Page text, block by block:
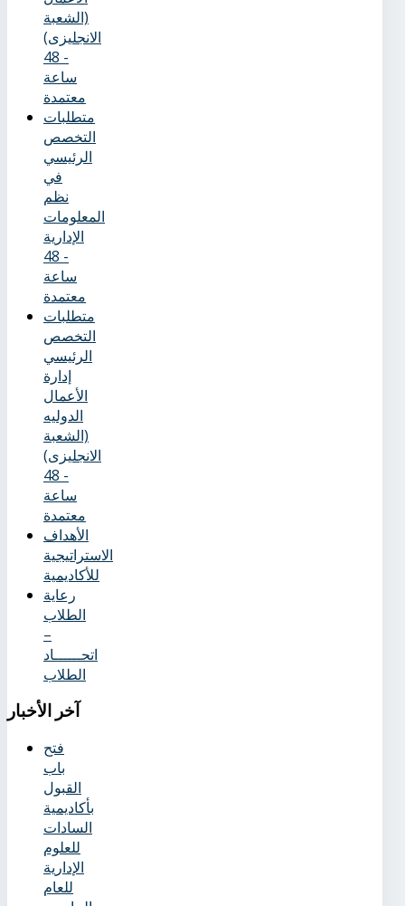
(الشعبة
الانجليزى)
- 48
ساعة
معتمدة
متطلبات
التخصص
الرئيسي
في
نظم
المعلومات
الإدارية
- 48
ساعة
معتمدة
متطلبات
التخصص
الرئيسي
إدارة
الأعمال
الدوليه
(الشعبة
الانجليزى)
- 48
ساعة
معتمدة
الأهداف
الاستراتيجية
للأكاديمية
رعاية
الطلاب
–
اتحــــــاد
الطلاب
آخر
الأخبار
فتح
باب
القبول
بأكاديمية
السادات
للعلوم
الإدارية
للعام